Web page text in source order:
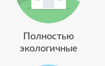
Полностью
экологичные